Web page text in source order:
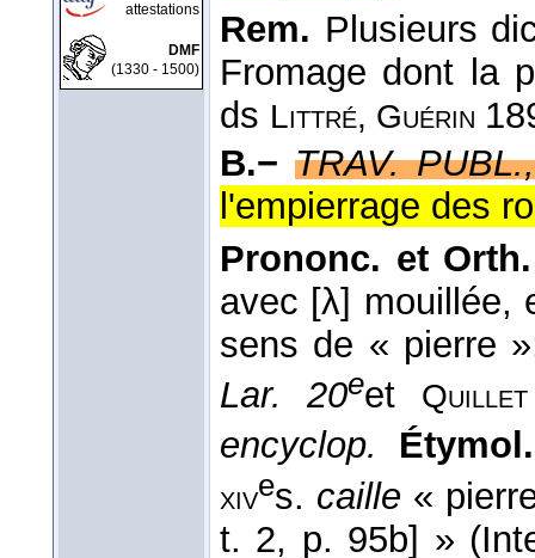
attestations
DMF
(1330 - 1500)
Rem. Plusieurs
Fromage dont la
ds Littré, Guérin
B.− TRAV. PUBL.,
l'empierrage des
Prononc. et Orth.
avec [λ] mouillée,
sens de « pierre
Lar. 20eet
encyclop.
xives. caille «
t. 2, p. 95b] »